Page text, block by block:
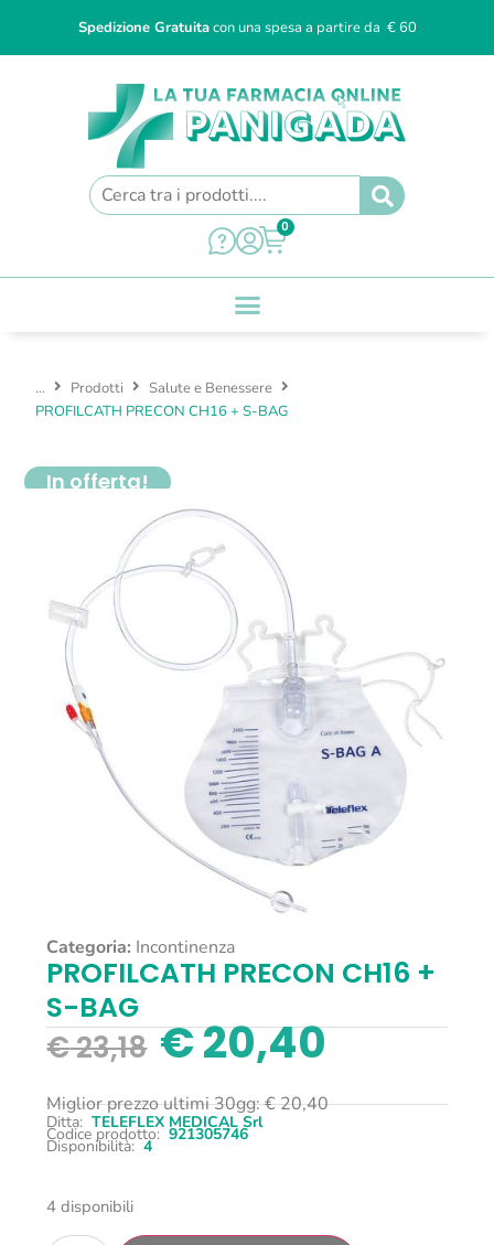
Spedizione Gratuitacon una spesa a partire da € 60
0
... Prodotti
Salute e Benessere
PROFILCATH PRECON CH16 + S-BAG
In offerta!
Categoria: Incontinenza
PROFILCATH PRECON CH16 +
S-BAG
€23,18 €20,40
Miglior prezzo ultimi 30gg:€20,40
Ditta: TELEFLEX MEDICAL Srl
Codice prodotto: 921305746
Disponibilità: 4
4 disponibili